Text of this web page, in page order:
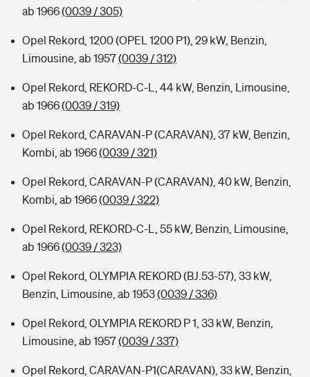
ab 1966(0039 / 305)
Opel Rekord, 1200 (OPEL 1200 P1), 29 kW, Benzin,
Limousine, ab 1957(0039 / 312)
Opel Rekord, REKORD-C-L, 44 kW, Benzin, Limousine,
ab 1966(0039 / 319)
Opel Rekord, CARAVAN-P (CARAVAN), 37 kW, Benzin,
Kombi, ab 1966(0039 / 321)
Opel Rekord, CARAVAN-P (CARAVAN), 40 kW, Benzin,
Kombi, ab 1966(0039 / 322)
Opel Rekord, REKORD-C-L, 55 kW, Benzin, Limousine,
ab 1966(0039 / 323)
Opel Rekord, OLYMPIA REKORD (BJ.53-57), 33 kW,
Benzin, Limousine, ab 1953(0039 / 336)
Opel Rekord, OLYMPIA REKORD P 1, 33 kW, Benzin,
Limousine, ab 1957(0039 / 337)
Opel Rekord, CARAVAN-P1(CARAVAN), 33 kW, Benzin,